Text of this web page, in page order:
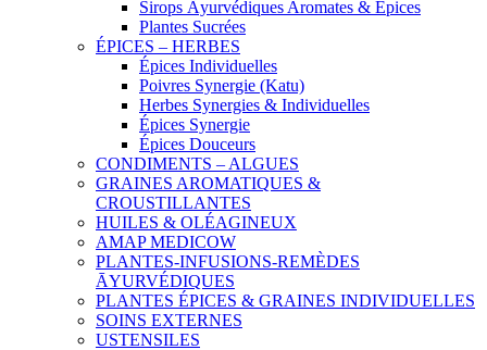
Sirops Āyurvédiques Aromates & Épices
Plantes Sucrées
ÉPICES – HERBES
Épices Individuelles
Poivres Synergie (Katu)
Herbes Synergies & Individuelles
Épices Synergie
Épices Douceurs
CONDIMENTS – ALGUES
GRAINES AROMATIQUES &
CROUSTILLANTES
HUILES & OLÉAGINEUX
AMAP MEDICOW
PLANTES-INFUSIONS-REMÈDES
ĀYURVÉDIQUES
PLANTES ÉPICES & GRAINES INDIVIDUELLES
SOINS EXTERNES
USTENSILES